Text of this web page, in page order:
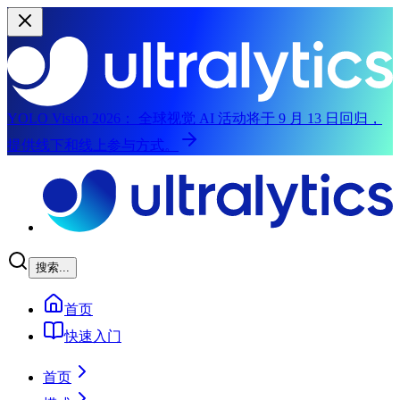
YOLO Vision 2026：
全球视觉 AI 活动将于 9 月 13 日回归，
提供线下和线上参与方式。
搜索...
首页
快速入门
首页